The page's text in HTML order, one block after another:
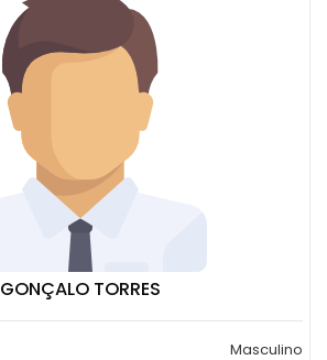
GONÇALO TORRES
Masculino